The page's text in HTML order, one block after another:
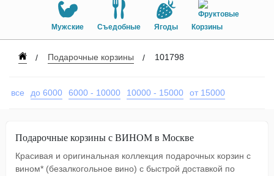
Мужские Съедобные Ягоды Корзины
Подарочные корзины 101798
все до 6000 6000 - 10000 10000 - 15000 от 15000
Подарочные корзины с ВИНОМ в Москве
Красивая и оригинальная коллекция подарочных корзин с
вином* (безалкогольное вино) с быстрой доставкой по